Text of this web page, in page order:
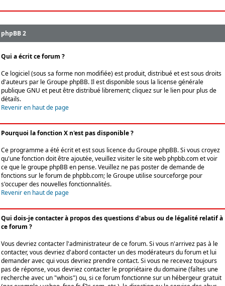
phpBB 2
Qui a écrit ce forum ?
Ce logiciel (sous sa forme non modifiée) est produit, distribué et est sous droits
d'auteurs par leGroupe phpBB. Il est disponible sous la license générale
publique GNU et peut être distribué librement; cliquez sur le lien pour plus de
détails.
Revenir en haut de page
Pourquoi la fonction X n'est pas disponible ?
Ce programme a été écrit et est sous licence du Groupe phpBB. Si vous croyez
qu'une fonction doit être ajoutée, veuillez visiter le site web phpbb.com et voir
ce que le groupe phpBB en pense. Veuillez ne pas poster de demande de
fonctions sur le forum de phpbb.com; le Groupe utilise sourceforge pour
s'occuper des nouvelles fonctionnalités.
Revenir en haut de page
Qui dois-je contacter à propos des questions d'abus ou de légalité relatif à
ce forum ?
Vous devriez contacter l'administrateur de ce forum. Si vous n'arrivez pas à le
contacter, vous devriez d'abord contacter un des modérateurs du forum et lui
demander avec qui vous devriez prendre contact. Si vous ne recevez toujours
pas de réponse, vous devriez contacter le propriétaire du domaine (faîtes une
recherche avec un "whois") ou, si ce forum fonctionne sur un hébergeur gratuit